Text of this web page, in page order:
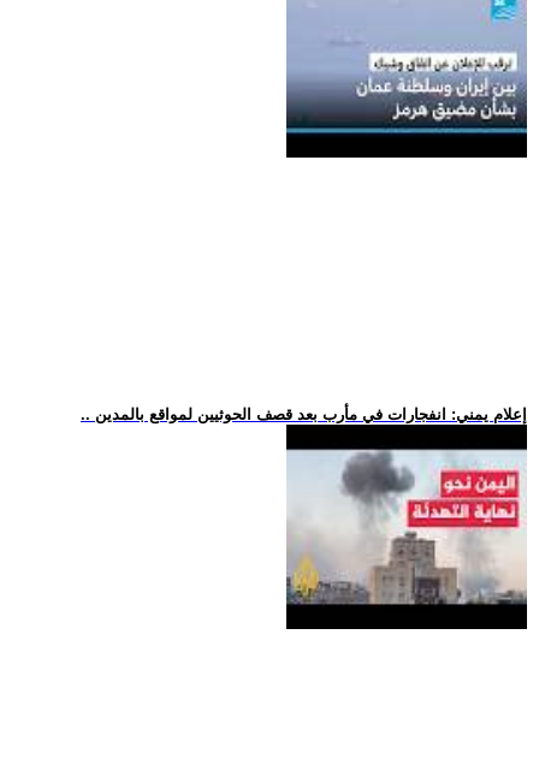
.. إعلام يمني: انفجارات في مأرب بعد قصف الحوثيين لمواقع بالمدين